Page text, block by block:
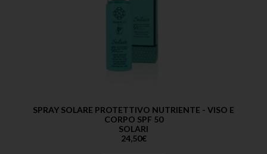
SPRAY SOLARE PROTETTIVO NUTRIENTE - VISO E
CORPO SPF 50
SOLARI
24,50€